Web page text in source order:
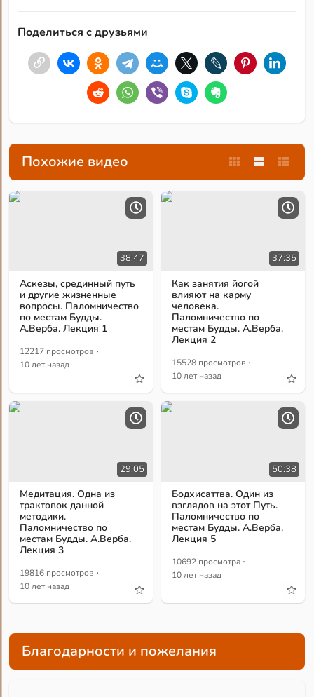
Поделиться с друзьями
Похожие видео
38:47
Аскезы, срединный путь
и другие жизненные
вопросы. Паломничество
по местам Будды.
А.Верба. Лекция 1
12217 просмотров ·
10 лет назад
37:35
Как занятия йогой
влияют на карму
человека.
Паломничество по
местам Будды. А.Верба.
Лекция 2
15528 просмотров ·
10 лет назад
29:05
Медитация. Одна из
трактовок данной
методики.
Паломничество по
местам Будды. А.Верба.
Лекция 3
19816 просмотров ·
10 лет назад
50:38
Бодхисаттва. Один из
взглядов на этот Путь.
Паломничество по
местам Будды. А.Верба.
Лекция 5
10692 просмотра ·
10 лет назад
Благодарности и пожелания